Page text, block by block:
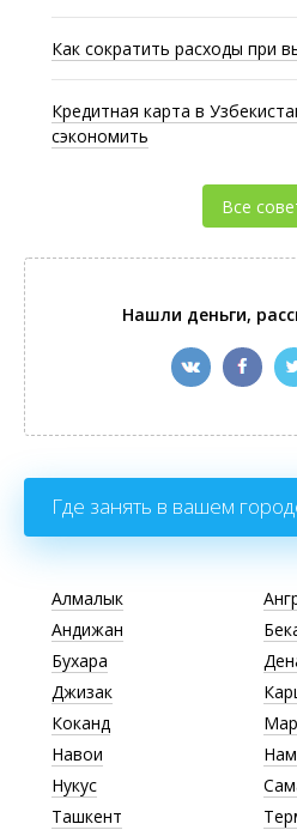
Как сократить расходы при
Кредитная карта в
сэкономить
Все
Нашли деньги,
Где занять в вашем
Алмалык
Андижан
Бухара
Джизак
Коканд
Навои
Нукус
Ташкент